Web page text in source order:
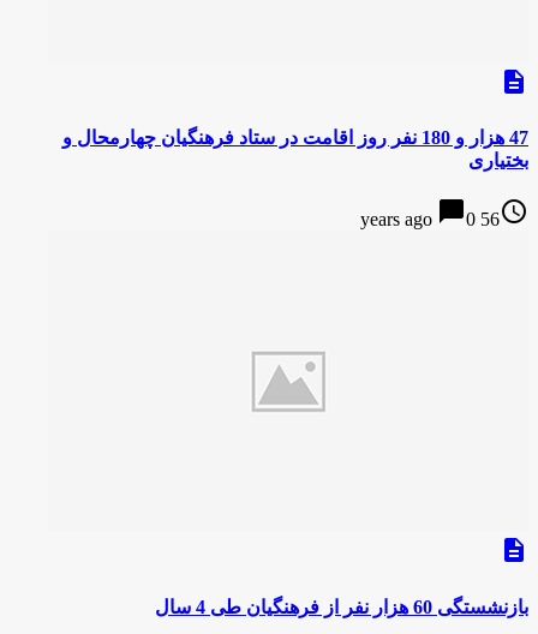
description
47 هزار و 180 نفر روز اقامت در ستاد فرهنگیان چهارمحال و
بختیاری
access_time
56 years ago
chat_bubble0
description
بازنشستگی 60 هزار نفر از فرهنگیان طی 4 سال